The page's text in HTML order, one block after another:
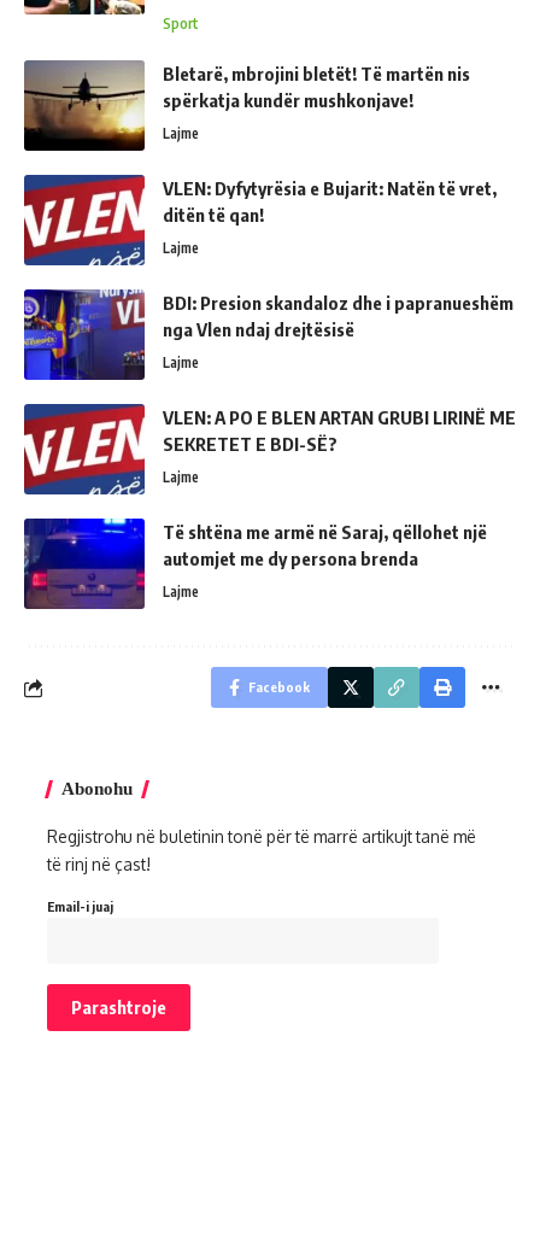
Sport
Bletarë, mbrojini bletët! Të martën nis
spërkatja kundër mushkonjave!
Lajme
VLEN: Dyfytyrësia e Bujarit: Natën të vret,
ditën të qan!
Lajme
BDI: Presion skandaloz dhe i papranueshëm
nga Vlen ndaj drejtësisë
Lajme
VLEN: A PO E BLEN ARTAN GRUBI LIRINË ME
SEKRETET E BDI-SË?
Lajme
Të shtëna me armë në Saraj, qëllohet një
automjet me dy persona brenda
Lajme
Facebook
Abonohu
Regjistrohu në buletinin tonë për të marrë artikujt tanë më
të rinj në çast!
Email-i juaj